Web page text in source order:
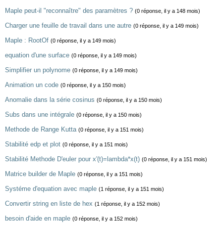
Maple peut-il "reconnaître" des paramètres ? (0 réponse, il y a 148 mois)
Charger une feuille de travail dans une autre (0 réponse, il y a 149 mois)
Maple : RootOf (0 réponse, il y a 149 mois)
equation d'une surface (0 réponse, il y a 149 mois)
Simplifier un polynome (0 réponse, il y a 149 mois)
Animation un code (0 réponse, il y a 150 mois)
Anomalie dans la série cosinus (0 réponse, il y a 150 mois)
Subs dans une intégrale (0 réponse, il y a 150 mois)
Methode de Range Kutta (0 réponse, il y a 151 mois)
Stabilité edp et plot (0 réponse, il y a 151 mois)
Stabilité Methode D'euler pour x'(t)=lambda*x(t) (0 réponse, il y a 151 mois)
Matrice builder de Maple (0 réponse, il y a 151 mois)
Systéme d'equation avec maple (1 réponse, il y a 151 mois)
Convertir string en liste de hex (1 réponse, il y a 152 mois)
besoin d'aide en maple (0 réponse, il y a 152 mois)